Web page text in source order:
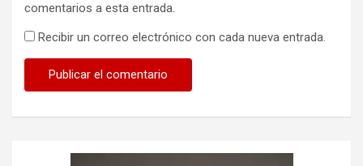
comentarios a esta entrada.
Recibir un correo electrónico con cada nueva entrada.